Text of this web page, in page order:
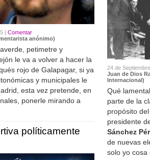
| Comentar
anónimo)
petimetre y
le va a volver a hacer la
rojo de Galapagar, si ya
y municipales le
esta vez pretende, en
ponerle mirando a
políticamente
24 de
Juan de Dios
Internacional)
Qué
parte de la
propósito
presidente
Sánchez
de nuevas
solo yo cosa